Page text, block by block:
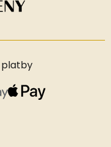
platby